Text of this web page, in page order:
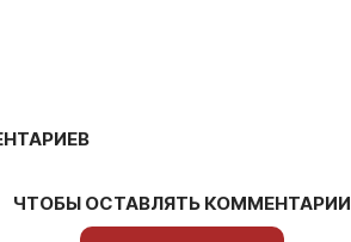
ЧТОБЫ ОСТАВЛЯТЬ КОММЕНТАРИИ